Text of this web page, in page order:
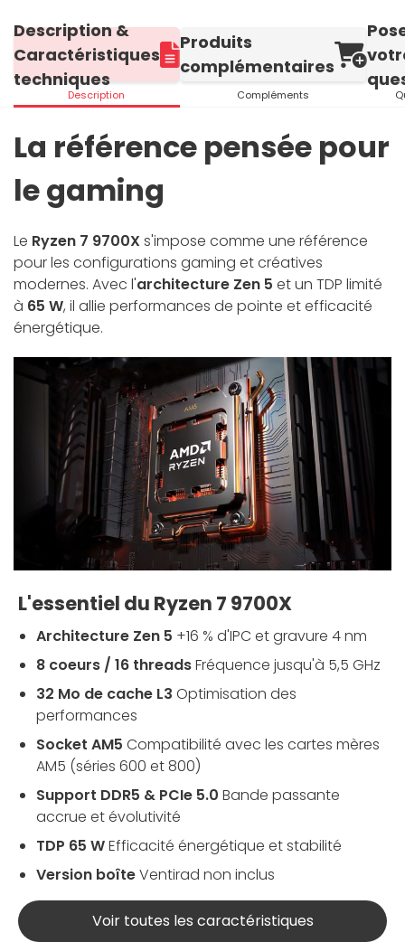
Description &
Caractéristiques
techniques
Description
Produits
complémentaires
Compléments
La référence pensée pour
le gaming
Le Ryzen 7 9700X s'impose comme une référence
pour les configurations gaming et créatives
modernes. Avec l'architecture Zen 5 et un TDP limité
à 65 W, il allie performances de pointe et efficacité
énergétique.
L'essentiel du Ryzen 7 9700X
Architecture Zen 5 +16 % d'IPC et gravure 4 nm
8 coeurs / 16 threadsFréquence jusqu'à 5,5 GHz
32 Mo de cache L3 Optimisation des
performances
Socket AM5 Compatibilité avec les cartes mères
AM5 (séries 600 et 800)
Support DDR5 & PCIe 5.0 Bande passante
accrue et évolutivité
TDP 65 WEfficacité énergétique et stabilité
Version boîteVentirad non inclus
Voir toutes les caractéristiques